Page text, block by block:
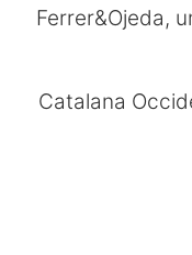
Ferrer&Ojeda,
Catalana